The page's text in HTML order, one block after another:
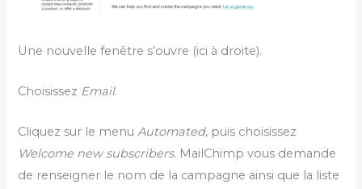
Une nouvelle fenêtre s’ouvre (ici à droite).
Choisissez Email.
Cliquez sur le menuAutomated, puis choisissez
Welcome new subscribers. MailChimp vous demande
de renseigner le nom de la campagne ainsi que la liste